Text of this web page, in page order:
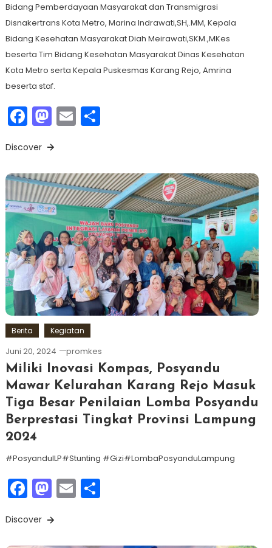
Bidang Pemberdayaan Masyarakat dan Transmigrasi
Disnakertrans Kota Metro, Marina Indrawati,SH,.MM, Kepala
Bidang Kesehatan Masyarakat Diah Meirawati,SKM.,MKes
beserta Tim Bidang Kesehatan Masyarakat Dinas Kesehatan
Kota Metro serta Kepala Puskesmas Karang Rejo, Amrina
beserta staf.
Facebook
Mastodon
EmailShare
Discover
Berita Kegiatan
Juni 20, 2024 promkes
Miliki Inovasi Kompas, Posyandu
Mawar Kelurahan Karang Rejo Masuk
Tiga Besar Penilaian Lomba Posyandu
Berprestasi Tingkat Provinsi Lampung
2024
#PosyanduILP#Stunting #Gizi#LombaPosyanduLampung
Facebook
Mastodon
EmailShare
Discover